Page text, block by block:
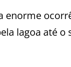
lagoa até